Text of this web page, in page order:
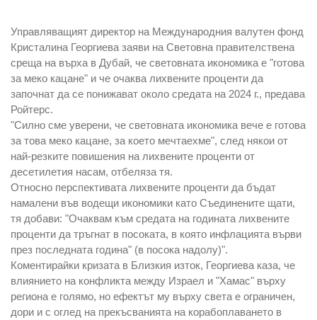
Управляващият директор на Международния валутен фонд
Кристалина Георгиева заяви на Световна правителствена
среща на върха в Дубай, че световната икономика е "готова
за меко кацане" и че очаква лихвените проценти да
започнат да се понижават около средата на 2024 г., предава
Ройтерс.
"Силно сме уверени, че световната икономика вече е готова
за това меко кацане, за което мечтаехме", след някои от
най-резките повишения на лихвените проценти от
десетилетия насам, отбеляза тя.
Относно перспективата лихвените проценти да бъдат
намалени във водещи икономики като Съединените щати,
тя добави: "Очаквам към средата на годината лихвените
проценти да тръгнат в посоката, в която инфлацията върви
през последната година" (в посока надолу)".
Коментирайки кризата в Близкия изток, Георгиева каза, че
влиянието на конфликта между Израел и "Хамас" върху
региона е голямо, но ефектът му върху света е ограничен,
дори и с оглед на прекъсванията на корабоплаването в